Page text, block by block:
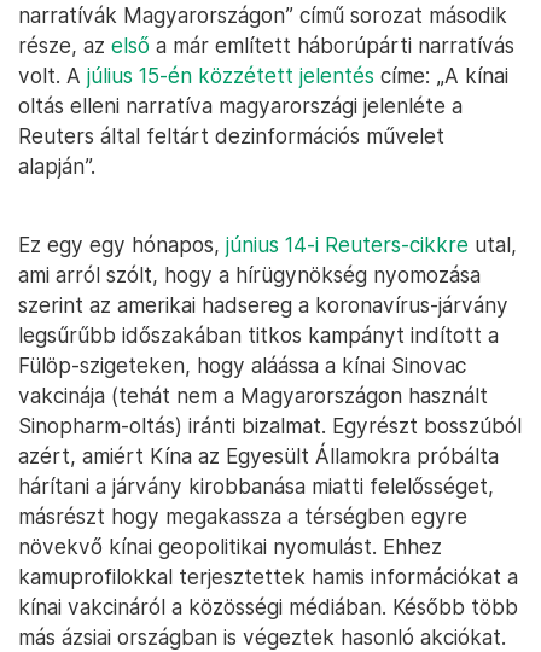
narratívák Magyarországon” című sorozat második
része, az első a már említett háborúpárti narratívás
volt. A július 15-én közzétett jelentés címe: „A kínai
oltás elleni narratíva magyarországi jelenléte a
Reuters által feltárt dezinformációs művelet
alapján”.
Ez egy egy hónapos, június 14-i Reuters-cikkre utal,
ami arról szólt, hogy a hírügynökség nyomozása
szerint az amerikai hadsereg a koronavírus-járvány
legsűrűbb időszakában titkos kampányt indított a
Fülöp-szigeteken, hogy aláássa a kínai Sinovac
vakcinája (tehát nem a Magyarországon használt
Sinopharm-oltás) iránti bizalmat. Egyrészt bosszúból
azért, amiért Kína az Egyesült Államokra próbálta
hárítani a járvány kirobbanása miatti felelősséget,
másrészt hogy megakassza a térségben egyre
növekvő kínai geopolitikai nyomulást. Ehhez
kamuprofilokkal terjesztettek hamis információkat a
kínai vakcináról a közösségi médiában. Később több
más ázsiai országban is végeztek hasonló akciókat.